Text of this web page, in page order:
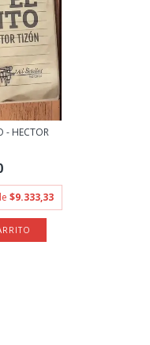
- HECTOR
$9.333,33